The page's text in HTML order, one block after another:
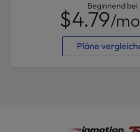
Beginnend bei
$4.79/
Pläne